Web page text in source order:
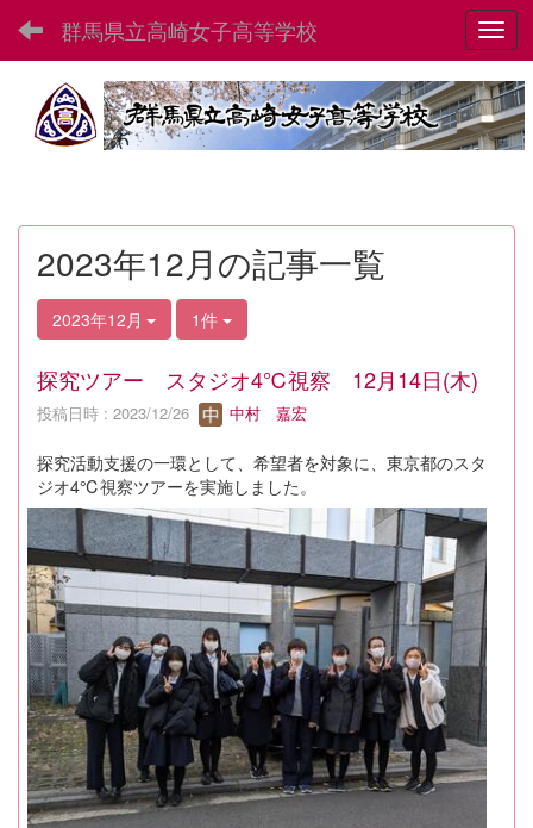
群馬県立高崎女子高等学校
2023年12月の記事一覧
2023年12月 1件
探究ツアー スタジオ4℃視察 12月14日(木)
投稿日時 : 2023/12/26 中村 嘉宏
探究活動支援の一環として、希望者を対象に、東京都のスタ
ジオ4℃視察ツアーを実施しました。